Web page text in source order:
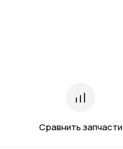
Сравнить запчасти